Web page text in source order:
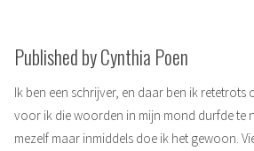
Published by Cynthia Poen
Ik ben een schrijver, en daar ben ik retetrots
voor ik die woorden in mijn mond durfde te
mezelf maar inmiddels doe ik het gewoon.